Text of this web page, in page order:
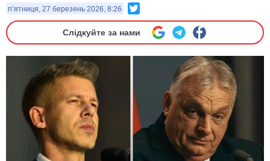
п’ятниця, 27 березень 2026, 8:26
Слідкуйте за нами